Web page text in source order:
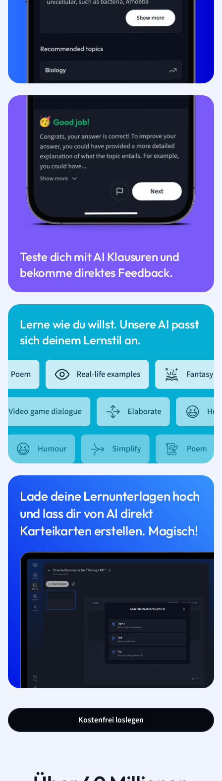
Lerne wie du willst. Unsere AI passt
sich deinem Lernstil an.
Teste dich mit AI Klausuren und
bekomme direktes Feedback.
Lade deine Lernunterlagen hoch
und lass dir von AI direkt
Karteikarten erstellen. Magisch!
Kostenfrei loslegen